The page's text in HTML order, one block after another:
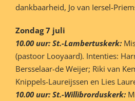
dankbaarheid, Jo van Iersel-
Zondag 7 juli
10.00 uur: St.-Lambertuskerk:
(pastoor Looyaard). Intenties:
Bersselaar-de Weijer; Riki van
Knippels-Laureijssen en Lies
10.00 uur: St.-Willibrorduskerk: